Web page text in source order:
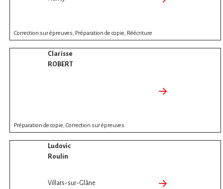
Correction sur épreuves, Préparation de copie, Réécriture
Clarisse
ROBERT
Préparation de copie, Correction sur épreuves
Ludovic
Roulin
Villars-sur-Glâne